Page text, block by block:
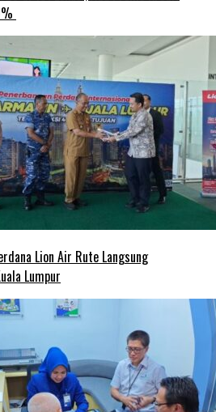
Lion Air Rute Langsung
Lumpur